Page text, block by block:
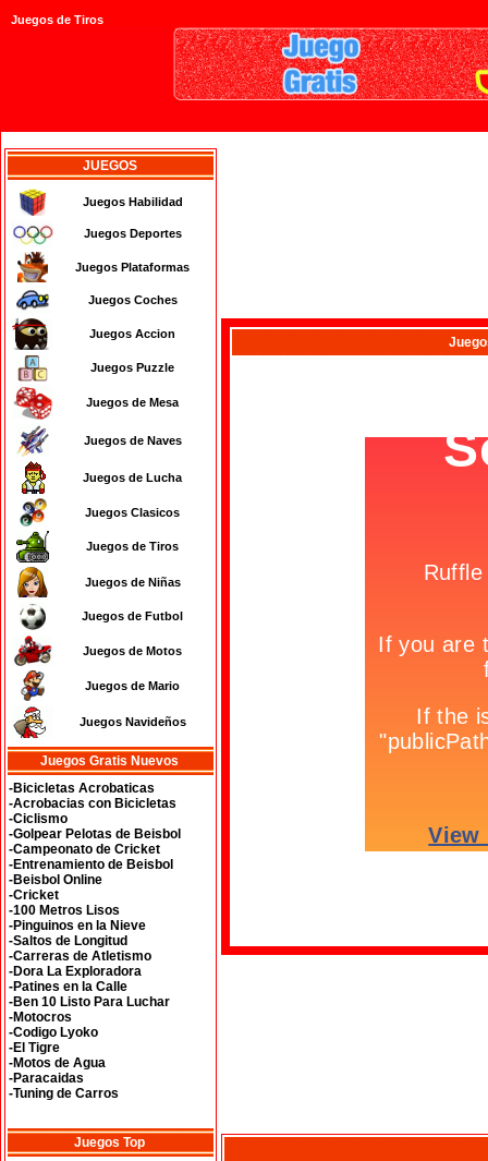
Juegos de Tiros
JUEGOS
Juegos Habilidad
Juegos Deportes
Juegos Plataformas
Juegos Coches
Juegos Accion
Juegos Puzzle
Juegos de Mesa
Juegos de Naves
Juegos de Lucha
Juegos Clasicos
Juegos de Tiros
Juegos de Niñas
Juegos de Futbol
Juegos de Motos
Juegos de Mario
Juegos Navideños
Juegos Gratis Nuevos
-Bicicletas Acrobaticas
-Acrobacias con Bicicletas
-Ciclismo
-Golpear Pelotas de Beisbol
-Campeonato de Cricket
-Entrenamiento de Beisbol
-Beisbol Online
-Cricket
-100 Metros Lisos
-Pinguinos en la Nieve
-Saltos de Longitud
-Carreras de Atletismo
-Dora La Exploradora
-Patines en la Calle
-Ben 10 Listo Para Luchar
-Motocros
-Codigo Lyoko
-El Tigre
-Motos de Agua
-Paracaidas
-Tuning de Carros
Juegos Top